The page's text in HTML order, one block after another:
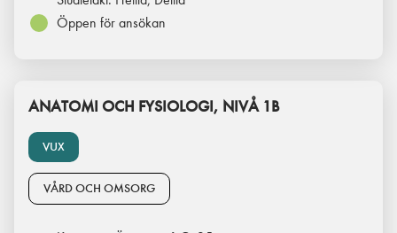
Öppen för ansökan
VUX
ANATOMI OCH FYSIOLOGI, NIVÅ 1B
VÅRD OCH OMSORG